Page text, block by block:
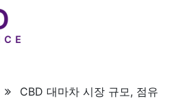
CBD 대마차 시장 규모, 점유